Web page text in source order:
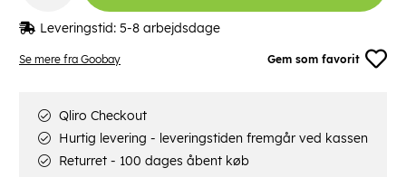
Se mere fra Goobay Gem som favorit
Leveringstid: 5-8 arbejdsdage
Qliro Checkout
Hurtig levering - leveringstiden fremgår ved kassen
Returret - 100 dages åbent køb